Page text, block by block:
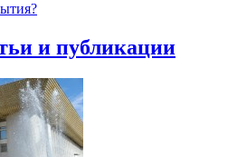
и публикации